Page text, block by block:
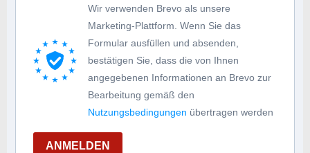
Wir verwenden Brevo als unsere
Marketing-Plattform. Wenn Sie das
Formular ausfüllen und absenden,
bestätigen Sie, dass die von Ihnen
angegebenen Informationen an Brevo zur
Bearbeitung gemäß den
Nutzungsbedingungen übertragen werden
ANMELDEN